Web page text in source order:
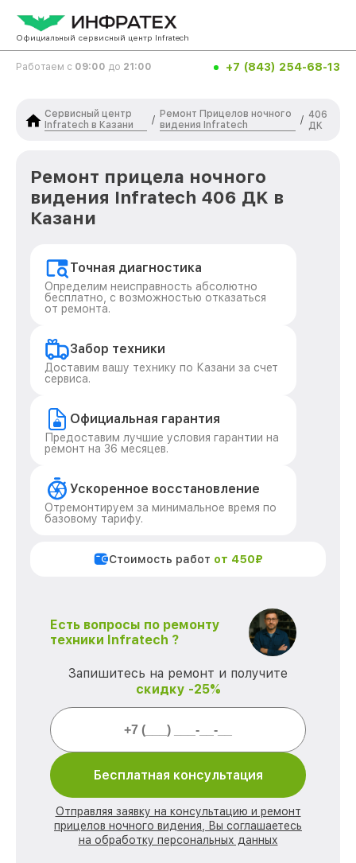
Официальный сервисный центр Infratech
Работаем с 09:00 до 21:00 +7 (843) 254-68-13
Сервисный центр
Infratech в Казани
/
Ремонт Прицелов ночного
видения Infratech
/ 406
ДK
Ремонт прицела ночного
видения Infratech 406 ДK в
Казани
Точная диагностика
Определим неисправность абсолютно
бесплатно, с возможностью отказаться
от ремонта.
Забор техники
Доставим вашу технику по Казани за счет
сервиса.
Официальная гарантия
Предоставим лучшие условия гарантии на
ремонт на 36 месяцев.
Ускоренное восстановление
Отремонтируем за минимальное время по
базовому тарифу.
Стоимость работ от 450₽
Есть вопросы по ремонту
техники Infratech ?
Запишитесь на ремонт и получите
скидку -25%
Бесплатная консультация
Отправляя заявку на консультацию и ремонт
прицелов ночного видения, Вы соглашаетесь
на обработку персональных данных